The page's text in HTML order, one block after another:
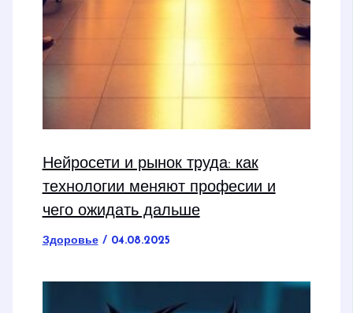
Нейросети и рынок труда: как
технологии меняют професии и
чего ожидать дальше
Здоровье/ 04.08.2025